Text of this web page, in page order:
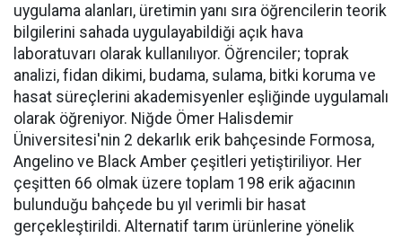
uygulama alanları, üretimin yanı sıra öğrencilerin teorik
bilgilerini sahada uygulayabildiği açık hava
laboratuvarı olarak kullanılıyor. Öğrenciler; toprak
analizi, fidan dikimi, budama, sulama, bitki koruma ve
hasat süreçlerini akademisyenler eşliğinde uygulamalı
olarak öğreniyor. Niğde Ömer Halisdemir
Üniversitesi'nin 2 dekarlık erik bahçesinde Formosa,
Angelino ve Black Amber çeşitleri yetiştiriliyor. Her
çeşitten 66 olmak üzere toplam 198 erik ağacının
bulunduğu bahçede bu yıl verimli bir hasat
gerçekleştirildi. Alternatif tarım ürünlerine yönelik